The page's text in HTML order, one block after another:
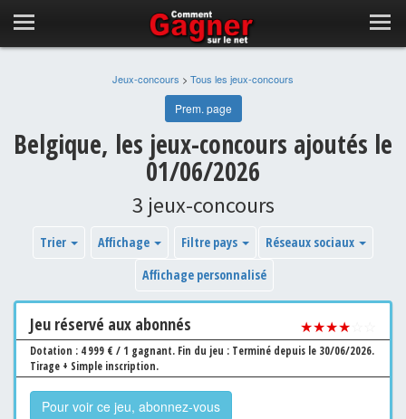
Jeux-concours > Tous les jeux-concours
Prem. page
Belgique, les jeux-concours ajoutés le
01/06/2026
3 jeux-concours
Trier Affichage Filtre pays
Réseaux sociaux
Affichage personnalisé
Jeu réservé aux abonnés ★★★★
Dotation : 4 999 € / 1 gagnant. Fin du jeu : Terminé depuis le 30/06/2026.
Tirage + Simple inscription.
Pour voir ce jeu, abonnez-vous